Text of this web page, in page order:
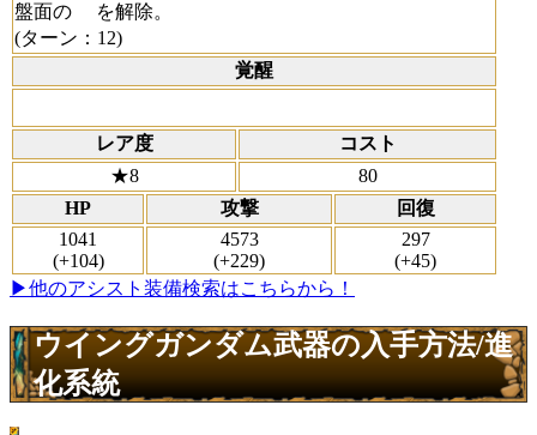
盤面の
を解除。
(ターン：12)
覚醒
レア度
コスト
★8
80
HP
攻撃
回復
1041
(+104)
4573
(+229)
297
(+45)
▶他のアシスト装備検索はこちらから！
ウイングガンダム武器の入手方法/進
化系統